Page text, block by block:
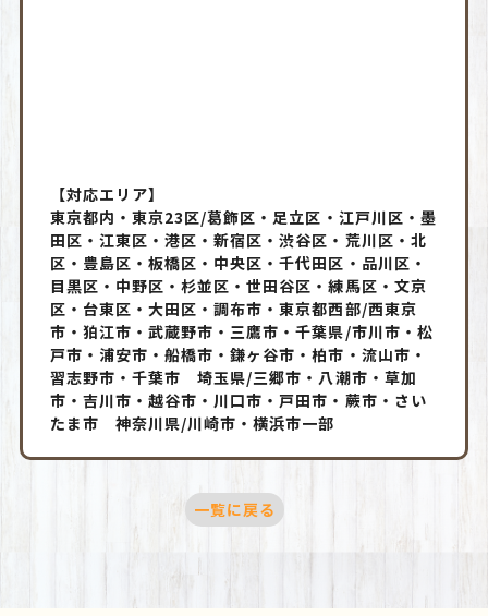
【対応エリア】
東京都内・東京23区/葛飾区・足立区・江戸川区・墨
田区・江東区・港区・新宿区・渋谷区・荒川区・北
区・豊島区・板橋区・中央区・千代田区・品川区・
目黒区・中野区・杉並区・世田谷区・練馬区・文京
区・台東区・大田区・調布市・東京都西部/西東京
市・狛江市・武蔵野市・三鷹市・千葉県/市川市・松
戸市・浦安市・船橋市・鎌ヶ谷市・柏市・流山市・
習志野市・千葉市 埼玉県/三郷市・八潮市・草加
市・吉川市・越谷市・川口市・戸田市・蕨市・さい
たま市 神奈川県/川崎市・横浜市一部
一覧に戻る